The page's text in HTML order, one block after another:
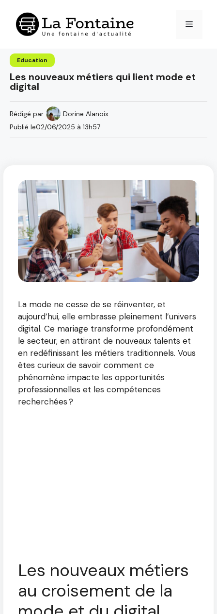
contenu
Menu
Education
Les nouveaux métiers qui lient mode et
digital
Rédigé par
Dorine Alanoix
Publié le02/06/2025 à 13h57
La mode ne cesse de se réinventer, et
aujourd’hui, elle embrasse pleinement l’univers
digital. Ce mariage transforme profondément
le secteur, en attirant de nouveaux talents et
en redéfinissant les métiers traditionnels. Vous
êtes curieux de savoir comment ce
phénomène impacte les opportunités
professionnelles et les compétences
recherchées ?
Les nouveaux métiers
au croisement de la